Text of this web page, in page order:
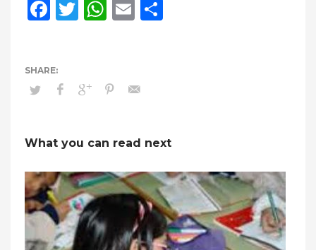
Facebook
Twitter
WhatsApp
Email
What you can read next